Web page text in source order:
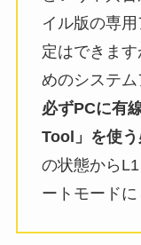
イル版の専
定はできま
めのシステム
必ずPCに有
Tool」を使
の状態から
ートモードに